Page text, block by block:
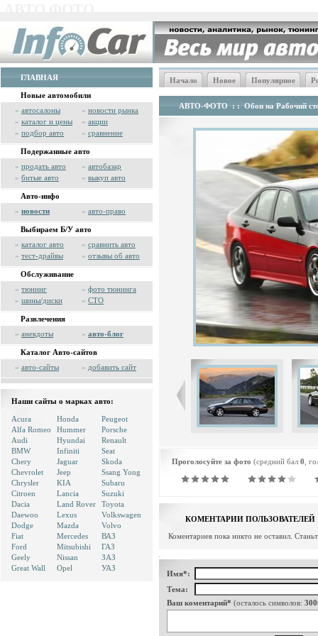
ГЛАВНАЯ
Новые автомобили
» автосалоны » новости рынка
» каталог и цены » акции
» подбор авто » сравнение
Подержанные авто
» продать авто » автобазар
» битые авто » выкуп авто
Авто-инфо
» новости » авто-право
Выбираем Б/У авто
» каталог авто » сравнить авто
» тест-драйвы » отзывы об авто
Обслуживание
» тюнинг » фото тюнинга
» шины/диски » СТО
Развлечения
» анекдоты » авто-блог
Каталог Авто-сайтов
» авто-сайты » добавить сайт
Наши сайты о марках авто:
Acura
Alfa Romeo
Audi
BMW
Chery
Chevrolet
Chrysler
Citroen
Dacia
Daewoo
Dodge
Fiat
Ford
Geely
Great Wall
Honda
Hummer
Hyundai
Infiniti
Jaguar
Jeep
KIA
Lancia
Land Rover
Lexus
Mazda
Mercedes
Mitsubishi
Nissan
Opel
Peugeot
Porsche
Renault
Seat
Skoda
Ssang Yong
Subaru
Suzuki
Toyota
Volkswagen
Volvo
ВАЗ
ГАЗ
ЗАЗ
УАЗ
Начало Новое Популярное
АВТО-ФОТО : : Обои на Рабочий
Проголосуйте за фото (средний бал 0 ,
КОМЕНТАРИИ ПОЛЬЗОВАТЕЛЕЙ
Коментариев пока никто не оставил.
Имя*:
Тема:
Ваш коментарий* (осталось символов: